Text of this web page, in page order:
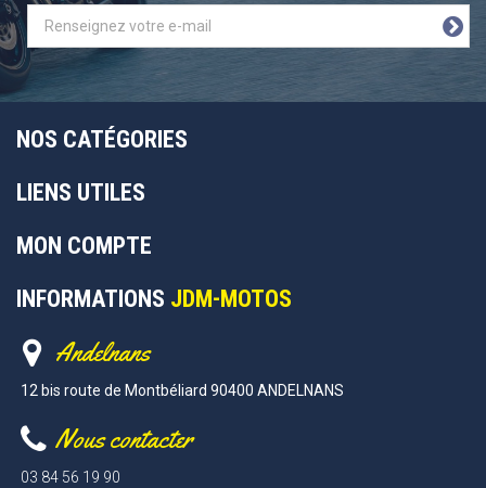
NOS CATÉGORIES
LIENS UTILES
MON COMPTE
INFORMATIONS JDM-MOTOS
Andelnans
12 bis route de Montbéliard 90400 ANDELNANS
Nous contacter
03 84 56 19 90